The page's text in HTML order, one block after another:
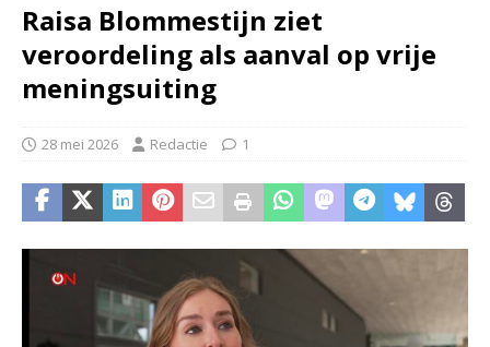
Raisa Blommestijn ziet
veroordeling als aanval op vrije
meningsuiting
28 mei 2026 Redactie 1